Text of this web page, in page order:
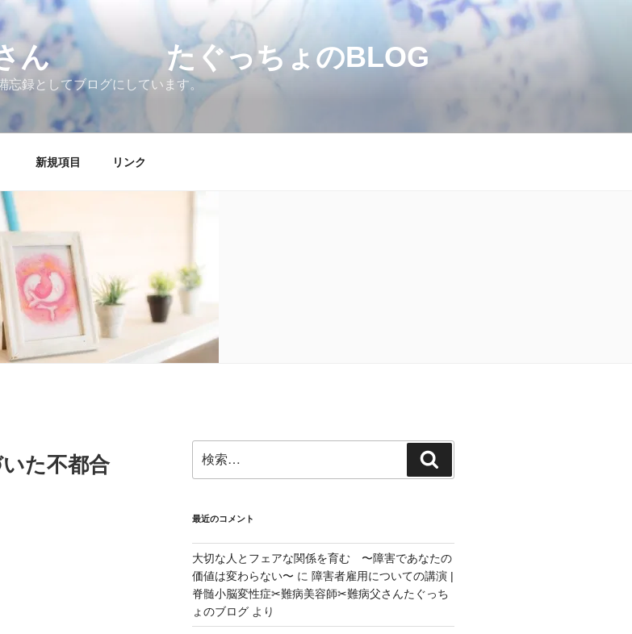
さん たぐっちょのBLOG
録としてブログにしています。
新規項目 リンク
いた不都合
索:
索
最近のコメント
大切な人とフェアな関係を育む 〜障害であなたの
価値は変わらない〜 に 障害者雇用についての講演 |
脊髄小脳変性症✂︎難病美容師✂︎難病父さんたぐっち
ょのブログより